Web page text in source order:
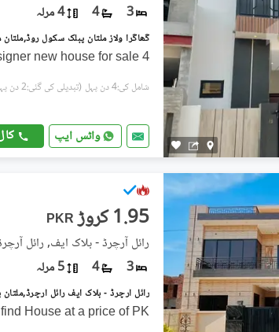
3
4 4 مرلہ
4 marla designer new house for sale
شامل کی:4 دن پہل (تبدیلی کی گئی:2 دن پہلے)
واٹس ایپ
PKR 1.95 کروڑ
رائل آرچرڈ - بلاک ایف, رائل
3
4 5 مرلہ
House at a price of PK